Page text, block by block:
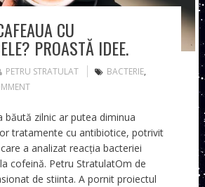
CU
PROASTĂ IDEE.
PETRU STRATULAT BACTERIE,
băută zilnic ar putea diminua
tratamente cu antibiotice, potrivit
a analizat reacția bacteriei
cofeină. Petru StratulatOm de
de stiinta. A pornit proiectul